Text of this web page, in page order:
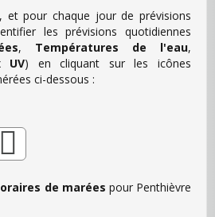
et pour chaque jour de prévisions
les prévisions quotidiennes
, Températures de l'eau,
UV) en cliquant sur les icônes
ci-dessous :
de marées pour Penthièvre